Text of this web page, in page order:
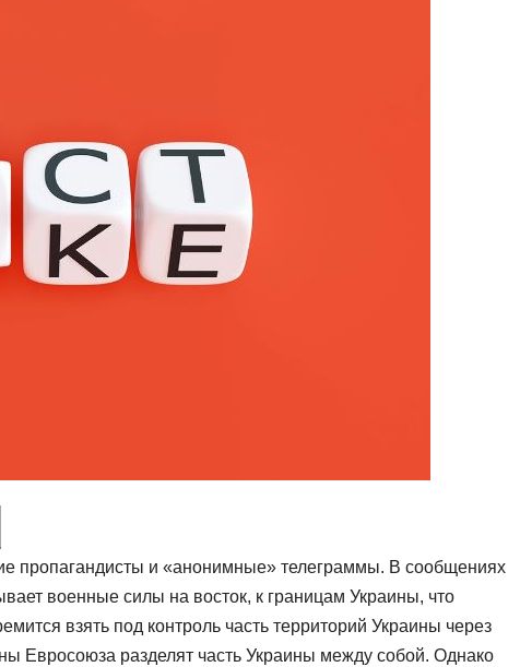
пропагандисты и «анонимные» телеграммы. В сообщениях
военные силы на восток, к границам Украины, что
взять под контроль часть территорий Украины через
Евросоюза разделят часть Украины между собой. Однако